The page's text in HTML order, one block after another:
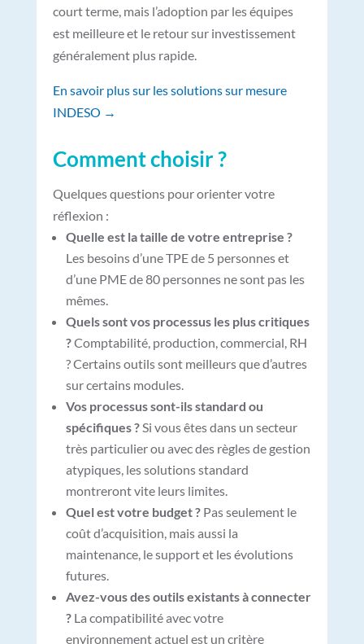
court terme, mais l’adoption par les équipes
est meilleure et le retour sur investissement
généralement plus rapide.
En savoir plus sur les solutions sur mesure
INDESO →
Comment choisir ?
Quelques questions pour orienter votre
réflexion :
Quelle est la taille de votre entreprise ?
Les besoins d’une TPE de 5 personnes et
d’une PME de 80 personnes ne sont pas les
mêmes.
Quels sont vos processus les plus critiques
?Comptabilité, production, commercial, RH
? Certains outils sont meilleurs que d’autres
sur certains modules.
Vos processus sont-ils standard ou
spécifiques ?Si vous êtes dans un secteur
très particulier ou avec des règles de gestion
atypiques, les solutions standard
montreront vite leurs limites.
Quel est votre budget ?Pas seulement le
coût d’acquisition, mais aussi la
maintenance, le support et les évolutions
futures.
Avez-vous des outils existants à connecter
?La compatibilité avec votre
environnement actuel est un critère